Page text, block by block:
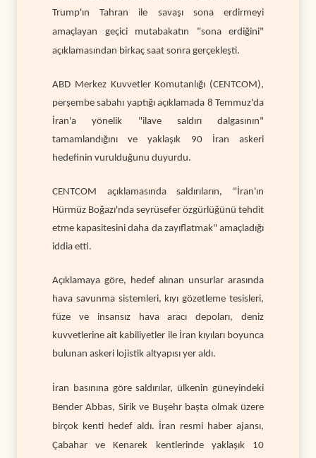
Trump'ın Tahran ile savaşı sona erdirmeyi
amaçlayan geçici mutabakatın "sona erdiğini"
açıklamasından birkaç saat sonra gerçekleşti.
ABD Merkez Kuvvetler Komutanlığı (CENTCOM),
perşembe sabahı yaptığı açıklamada 8 Temmuz'da
İran'a yönelik "ilave saldırı dalgasının"
tamamlandığını ve yaklaşık 90 İran askeri
hedefinin vurulduğunu duyurdu.
CENTCOM açıklamasında saldırıların, "İran'ın
Hürmüz Boğazı'nda seyrüsefer özgürlüğünü tehdit
etme kapasitesini daha da zayıflatmak" amaçladığı
iddia etti.
Açıklamaya göre, hedef alınan unsurlar arasında
hava savunma sistemleri, kıyı gözetleme tesisleri,
füze ve insansız hava aracı depoları, deniz
kuvvetlerine ait kabiliyetler ile İran kıyıları boyunca
bulunan askeri lojistik altyapısı yer aldı.
İran basınına göre saldırılar, ülkenin güneyindeki
Bender Abbas, Sirik ve Buşehr başta olmak üzere
birçok kenti hedef aldı. İran resmi haber ajansı,
Çabahar ve Kenarek kentlerinde yaklaşık 10